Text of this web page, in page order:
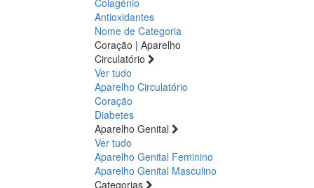
Antioxidantes
Nome de Categoria
Coração | Aparelho
Circulatório
Ver tudo
Aparelho Circulatório
Coração
Diabetes
Aparelho Genital
Ver tudo
Aparelho Genital Feminino
Aparelho Genital Masculino
Categorias